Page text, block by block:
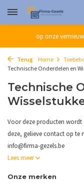
op onze
Terug Home
Technische Onderdelen en
Technische
Voor deze producten wordt
deze, gelieve contact op te
info@firma-gezels.be
Lees meer
Onze merken